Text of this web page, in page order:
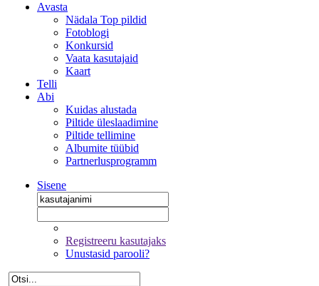
Avasta
Nädala Top pildid
Fotoblogi
Konkursid
Vaata kasutajaid
Kaart
Telli
Abi
Kuidas alustada
Piltide üleslaadimine
Piltide tellimine
Albumite tüübid
Partnerlusprogramm
Sisene
Registreeru kasutajaks
Unustasid parooli?